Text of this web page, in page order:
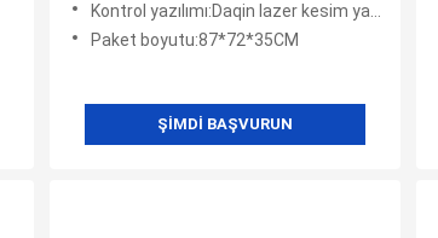
Kontrol yazılımı:Daqin lazer kesim yazılımı
Paket boyutu:87*72*35CM
ŞIMDI BAŞVURUN